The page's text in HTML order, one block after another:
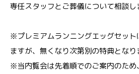
専任スタッフとご葬儀について相談し
※プレミアムランニングエッグセット
ますが、無くなり次第別の特典となり
※当内覧会は先着順でのご案内のため